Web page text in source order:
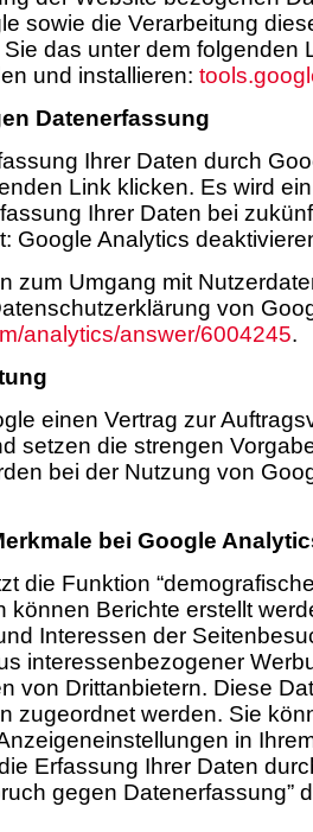
sowie die Verarbeitung
das unter dem folgenden
und installieren:
Datenerfassung
Ihrer Daten durch
Link klicken. Es wird
Ihrer Daten bei
Google Analytics
zum Umgang mit
von
analytics/answer/6004245.
einen Vertrag zur
setzen die strengen
bei der Nutzung von
bei Google
die Funktion
können Berichte erstellt
Interessen der
interessenbezogener
von Drittanbietern. Diese
zugeordnet werden. Sie
in
Erfassung Ihrer Daten
gegen Datenerfassung”